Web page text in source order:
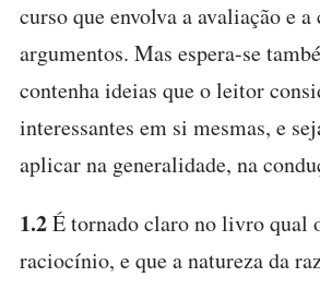
curso que envolva a avaliação e
argumentos. Mas espera-se
contenha ideias que o leitor
interessantes em si mesmas, e
aplicar na generalidade, na
1.2É tornado claro no livro qual
raciocínio, e que a natureza da